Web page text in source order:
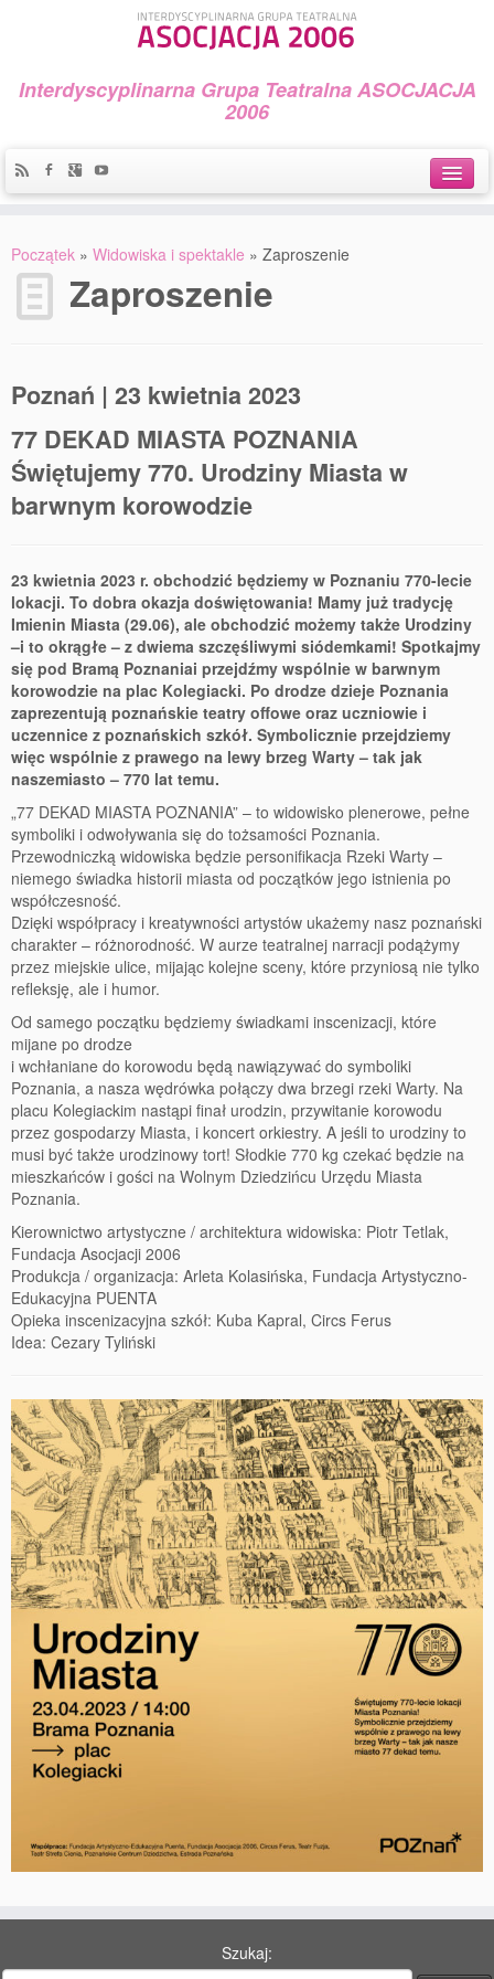
Interdyscyplinarna Grupa Teatralna ASOCJACJA
2006
Galeria Jerzego Piotrowicza Pod Koroną
30 lat Galerii Sztuki w Mosinie
77 Dekad Miasta Poznania
Imieniny ul. Święty Marcin
Kontakt
Partnerzy
Początek » Widowiska i spektakle » Zaproszenie
Zaproszenie
Poznań | 23 kwietnia 2023
77 DEKAD MIASTA POZNANIA
Świętujemy 770. Urodziny Miasta w
barwnym korowodzie
23 kwietnia 2023 r. obchodzić będziemy w Poznaniu 770-lecie
lokacji. To dobra okazja doświętowania! Mamy już tradycję
Imienin Miasta (29.06), ale obchodzić możemy także Urodziny
–i to okrągłe – z dwiema szczęśliwymi siódemkami! Spotkajmy
się pod Bramą Poznaniai przejdźmy wspólnie w barwnym
korowodzie na plac Kolegiacki. Po drodze dzieje Poznania
zaprezentują poznańskie teatry offowe oraz uczniowie i
uczennice z poznańskich szkół. Symbolicznie przejdziemy
więc wspólnie z prawego na lewy brzeg Warty – tak jak
naszemiasto – 770 lat temu.
„77 DEKAD MIASTA POZNANIA” – to widowisko plenerowe, pełne
symboliki i odwoływania się do tożsamości Poznania.
Przewodniczką widowiska będzie personifikacja Rzeki Warty –
niemego świadka historii miasta od początków jego istnienia po
współczesność.
Dzięki współpracy i kreatywności artystów ukażemy nasz poznański
charakter – różnorodność. W aurze teatralnej narracji podążymy
przez miejskie ulice, mijając kolejne sceny, które przyniosą nie tylko
refleksję, ale i humor.
Od samego początku będziemy świadkami inscenizacji, które
mijane po drodze
i wchłaniane do korowodu będą nawiązywać do symboliki
Poznania, a nasza wędrówka połączy dwa brzegi rzeki Warty. Na
placu Kolegiackim nastąpi finał urodzin, przywitanie korowodu
przez gospodarzy Miasta, i koncert orkiestry. A jeśli to urodziny to
musi być także urodzinowy tort! Słodkie 770 kg czekać będzie na
mieszkańców i gości na Wolnym Dziedzińcu Urzędu Miasta
Poznania.
Kierownictwo artystyczne / architektura widowiska: Piotr Tetlak,
Fundacja Asocjacji 2006
Produkcja / organizacja: Arleta Kolasińska, Fundacja Artystyczno-
Edukacyjna PUENTA
Opieka inscenizacyjna szkół: Kuba Kapral, Circs Ferus
Idea: Cezary Tyliński
Szukaj: